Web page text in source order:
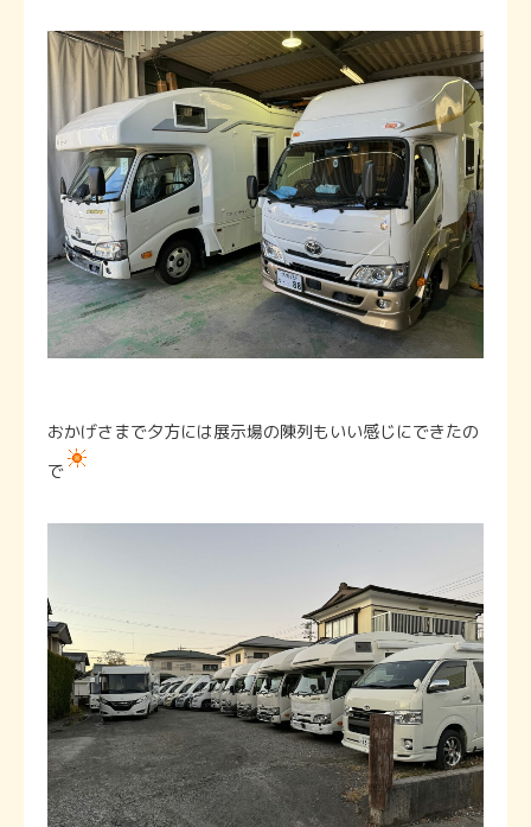
おかげさまで夕方には展示場の陳列もいい感じにできたの
で